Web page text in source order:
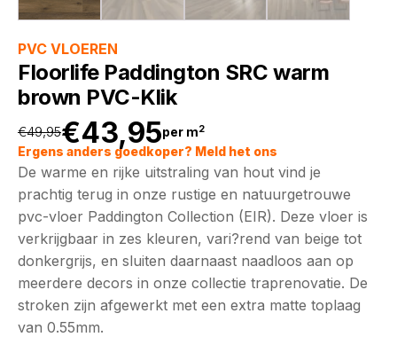
PVC VLOEREN
Floorlife Paddington SRC warm
brown PVC-Klik
€49,95
Oorspronkelijke
prijs
was:
€49,95.
€43,95
Huidige
prijs
is:
€43,95.
per m2
Ergens anders goedkoper? Meld het ons
De warme en rijke uitstraling van hout vind je
prachtig terug in onze rustige en natuurgetrouwe
pvc-vloer Paddington Collection (EIR). Deze vloer is
verkrijgbaar in zes kleuren, vari?rend van beige tot
donkergrijs, en sluiten daarnaast naadloos aan op
meerdere decors in onze collectie traprenovatie. De
stroken zijn afgewerkt met een extra matte toplaag
van 0.55mm.